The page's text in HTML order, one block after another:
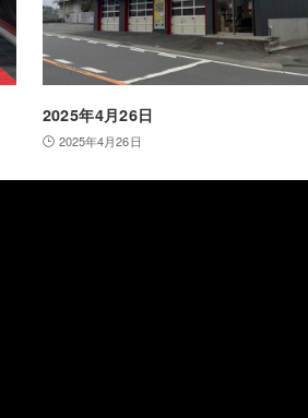
2025年4月26日
2025年4月26日